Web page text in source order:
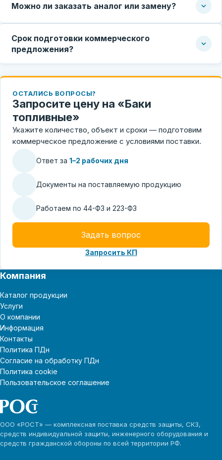
Можно ли заказать аналог или замену?
Срок подготовки коммерческого
предложения?
ОСТАЛИСЬ ВОПРОСЫ?
Запросите цену на «Баки
топливные»
Укажите количество, объект и сроки — подготовим
коммерческое предложение с условиями поставки.
Ответ за 1–2 рабочих дня
Документы на поставляемую продукцию
Работаем по 44-ФЗ и 223-ФЗ
Задать вопрос
Запросить КП
Компания
Каталог продукции
Услуги
О компании
Информация
Контакты
Политика ПДн
Согласие на обработку ПДн
Политика cookie
Пользовательское соглашение
ООО «РОСТ» — комплексная поставка средств защиты, СКЗ,
средств индивидуальной защиты, инженерного оборудования и
средств гражданской обороны по всей территории РФ.